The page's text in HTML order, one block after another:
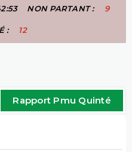
NON PARTANT : 9
: 12
Rapport Pmu Quinté